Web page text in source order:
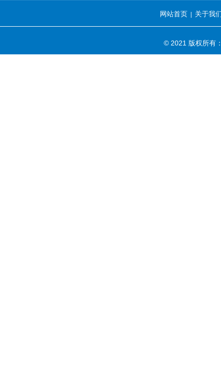
网站首页 关于我
© 2021 版权所